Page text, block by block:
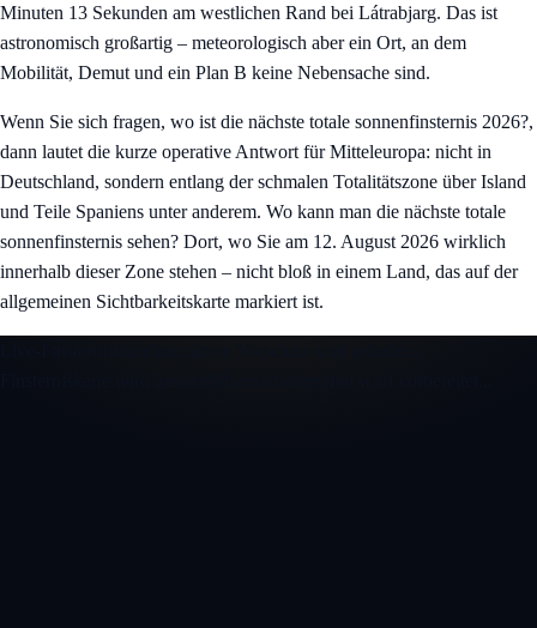
Minuten 13 Sekunden am westlichen Rand bei Látrabjarg. Das ist
astronomisch großartig – meteorologisch aber ein Ort, an dem
Mobilität, Demut und ein Plan B keine Nebensache sind.
Wenn Sie sich fragen, wo ist die nächste totale sonnenfinsternis 2026?,
dann lautet die kurze operative Antwort für Mitteleuropa: nicht in
Deutschland, sondern entlang der schmalen Totalitätszone über Island
und Teile Spaniens unter anderem. Wo kann man die nächste totale
sonnenfinsternis sehen? Dort, wo Sie am 12. August 2026 wirklich
innerhalb dieser Zone stehen – nicht bloß in einem Land, das auf der
allgemeinen Sichtbarkeitskarte markiert ist.